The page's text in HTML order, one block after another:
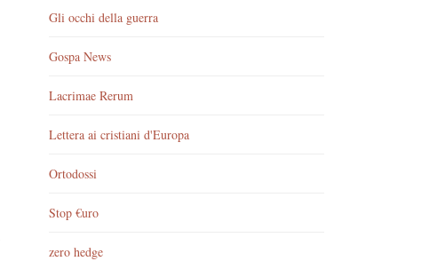
Gli occhi della guerra
Gospa News
Lacrimae Rerum
Lettera ai cristiani d'Europa
Ortodossi
Stop €uro
zero hedge